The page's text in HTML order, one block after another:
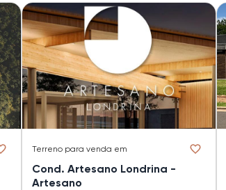
Terreno para venda em
Cond. Artesano Londrina -
Artesano